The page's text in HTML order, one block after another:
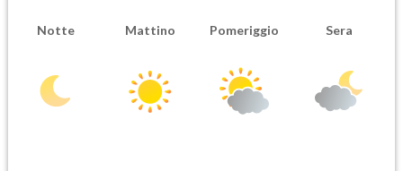
Notte Mattino Pomeriggio Sera